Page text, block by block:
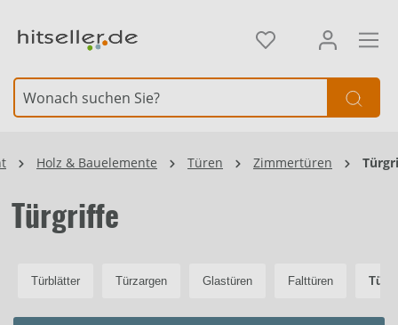
Holz & Bauelemente Türen Zimmertüren
Türgriffe
Türblätter Türzargen Glastüren Falttüren
Element überspringen